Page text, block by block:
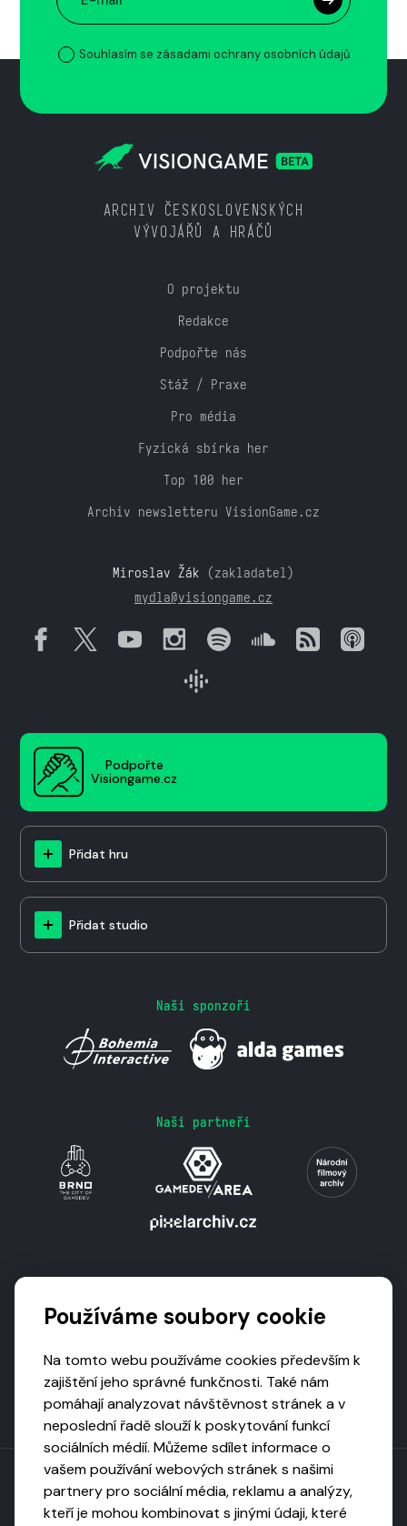
Souhlasím se zásadami ochrany osobních údajů
ARCHIV ČESKOSLOVENSKÝCH
VÝVOJÁŘŮ A HRÁČŮ
O projektu
Redakce
Podpořte nás
Stáž / Praxe
Pro média
Fyzická sbírka her
Top 100 her
Archiv newsletteru VisionGame.cz
Miroslav Žák (zakladatel)
mydla@visiongame.cz
Podpořte
Visiongame.cz
Přidat hru
Přidat studio
Naši sponzoři
Naši partneři
Používáme soubory cookie
Na tomto webu používáme cookies především k
zajištění jeho správné funkčnosti. Také nám
pomáhají analyzovat návštěvnost stránek a v
neposlední řadě slouží k poskytování funkcí
sociálních médií. Můžeme sdílet informace o
vašem používání webových stránek s našimi
partnery pro sociální média, reklamu a analýzy,
kteří je mohou kombinovat s jinými údaji, které